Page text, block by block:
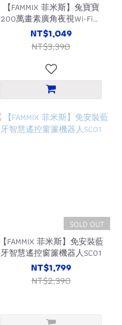
【FAMMIX 菲米斯】兔寶寶
200萬畫素廣角夜視Wi-Fi嬰
幼攝影機/監視器(環境溫度
偵測/遠端操控/APP雙向對
講)
NT$1,049
NT$3,390
SOLD OUT
【FAMMIX 菲米斯】免安裝藍
牙智慧遙控窗簾機器人SC01
NT$1,799
NT$2,390